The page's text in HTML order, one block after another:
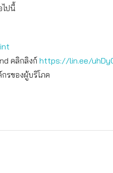
ไปนี้
คลิกลิงก์ https://lin.ee/
รของผู้บริโภค